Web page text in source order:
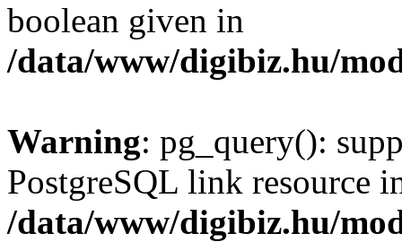
boolean given in
/data/www/digibiz.hu/
Warning: pg_query():
PostgreSQL link resource
/data/www/digibiz.hu/